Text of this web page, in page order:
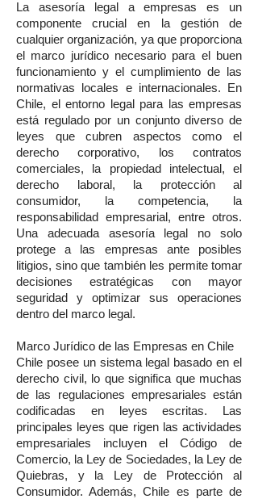
La asesoría legal a empresas es un
componente crucial en la gestión de
cualquier organización, ya que proporciona
el marco jurídico necesario para el buen
funcionamiento y el cumplimiento de las
normativas locales e internacionales. En
Chile, el entorno legal para las empresas
está regulado por un conjunto diverso de
leyes que cubren aspectos como el
derecho corporativo, los contratos
comerciales, la propiedad intelectual, el
derecho laboral, la protección al
consumidor, la competencia, la
responsabilidad empresarial, entre otros.
Una adecuada asesoría legal no solo
protege a las empresas ante posibles
litigios, sino que también les permite tomar
decisiones estratégicas con mayor
seguridad y optimizar sus operaciones
dentro del marco legal.
Marco Jurídico de las Empresas en Chile
Chile posee un sistema legal basado en el
derecho civil, lo que significa que muchas
de las regulaciones empresariales están
codificadas en leyes escritas. Las
principales leyes que rigen las actividades
empresariales incluyen el Código de
Comercio, la Ley de Sociedades, la Ley de
Quiebras, y la Ley de Protección al
Consumidor. Además, Chile es parte de